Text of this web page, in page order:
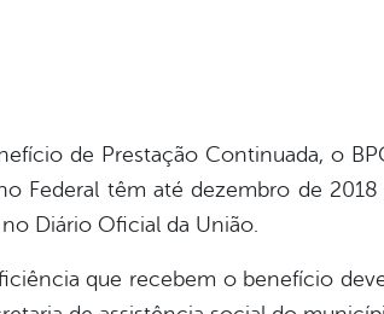
de Prestação Continuada, o
Federal têm até dezembro de 2018
Diário Oficial da União.
que recebem o benefício